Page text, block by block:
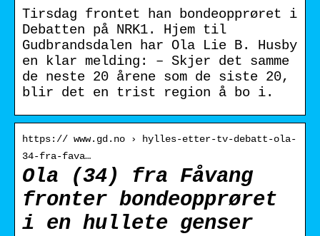
Tirsdag frontet han bondeopprøret i
Debatten på NRK1. Hjem til
Gudbrandsdalen har Ola Lie B. Husby
en klar melding: – Skjer det samme
de neste 20 årene som de siste 20,
blir det en trist region å bo i.
https:// www.gd.no › hylles-etter-tv-debatt-ola-
34-fra-fava…
Ola (34) fra Fåvang
fronter bondeopprøret
i en hullete genser